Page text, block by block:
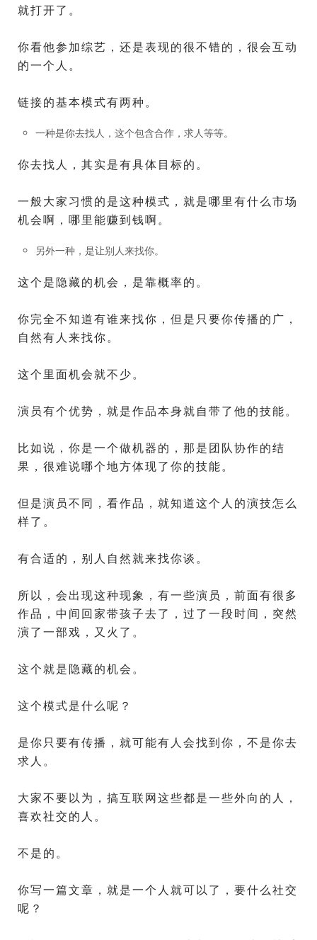
就打开了。
你看他参加综艺，还是表现的很不错的，很会互动
的一个人。
链接的基本模式有两种。
一种是你去找人，这个包含合作，求人等等。
你去找人，其实是有具体目标的。
一般大家习惯的是这种模式，就是哪里有什么市场
机会啊，哪里能赚到钱啊。
另外一种，是让别人来找你。
这个是隐藏的机会，是靠概率的。
你完全不知道有谁来找你，但是只要你传播的广，
自然有人来找你。
这个里面机会就不少。
演员有个优势，就是作品本身就自带了他的技能。
比如说，你是一个做机器的，那是团队协作的结
果，很难说哪个地方体现了你的技能。
但是演员不同，看作品，就知道这个人的演技怎么
样了。
有合适的，别人自然就来找你谈。
所以，会出现这种现象，有一些演员，前面有很多
作品，中间回家带孩子去了，过了一段时间，突然
演了一部戏，又火了。
这个就是隐藏的机会。
这个模式是什么呢？
是你只要有传播，就可能有人会找到你，不是你去
求人。
大家不要以为，搞互联网这些都是一些外向的人，
喜欢社交的人。
不是的。
你写一篇文章，就是一个人就可以了，要什么社交
呢？